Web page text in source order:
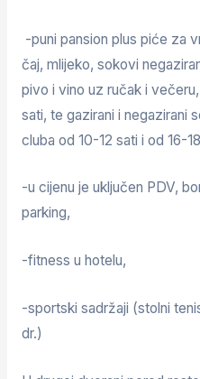
-puni pansion plus piće za
čaj, mlijeko, sokovi
pivo i vino uz ručak i
sati, te gazirani i negazirani
cluba od 10-12 sati i od 16-
-u cijenu je uključen PDV,
parking,
-fitness u hotelu,
-sportski sadržaji (stolni
dr.)